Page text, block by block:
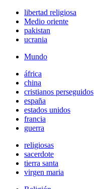
libertad religiosa
Medio oriente
pakistan
ucrania
Mundo
áfrica
china
cristianos perseguidos
españa
estados unidos
francia
guerra
religiosas
sacerdote
tierra santa
virgen maria